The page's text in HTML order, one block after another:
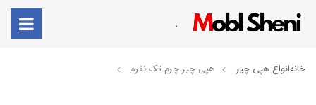
.
خانهانواع هپی چیر هپی چیر چرم تک نفره